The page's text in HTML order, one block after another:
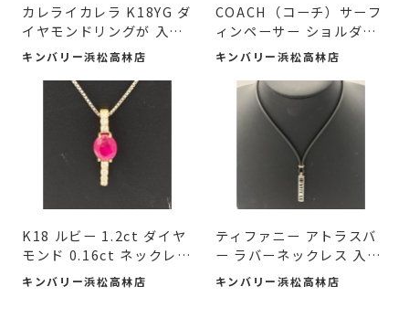
カレライカレラ K18YG ダ
イヤモンドリングが 入荷
しました♪
キンバリー浜松高林店
COACH（コーチ）サーフ
ィンペーサー ショルダー
バッグは中古...
キンバリー浜松高林店
K18 ルビー 1.2ct ダイヤ
モンド 0.16ct ネックレス
入荷しま...
キンバリー浜松高林店
ティファニー アトラスバ
ー ラバーネックレス 入荷
しました♪
キンバリー浜松高林店